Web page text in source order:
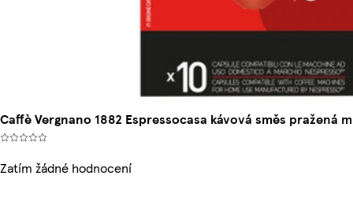
Caffè Vergnano 1882 Espressocasa kávová směs pražená
Zatím žádné hodnocení